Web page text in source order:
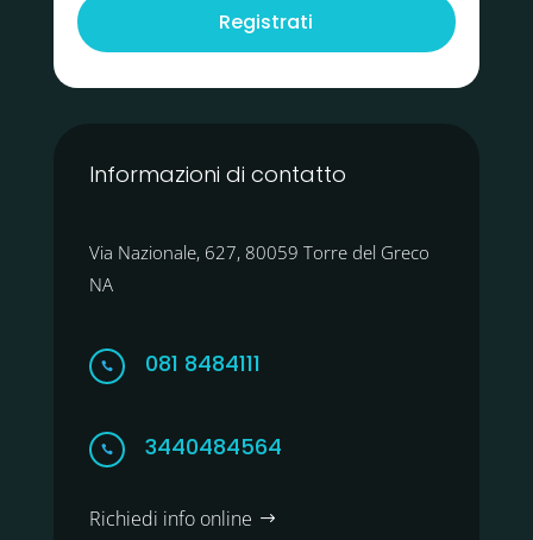
Registrati
Informazioni di contatto
Via Nazionale, 627, 80059 Torre del Greco
NA
 081 8484111
 3440484564
Richiedi info online